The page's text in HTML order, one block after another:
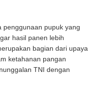
penggunaan pupuk yang
hasil panen lebih
bagian dari upaya
ketahanan pangan
TNI dengan